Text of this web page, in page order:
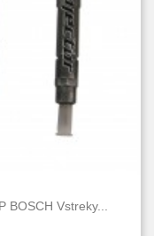
Vstreky...